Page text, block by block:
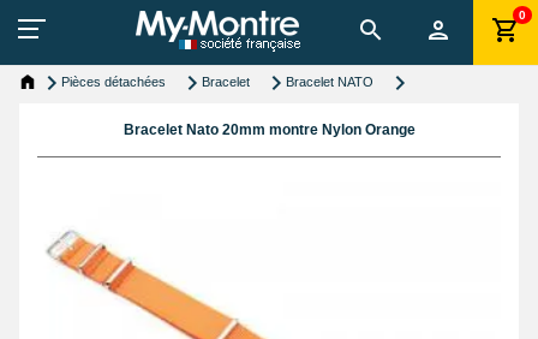
0
Pièces détachées Bracelet Bracelet NATO
Bracelet Nato 20mm montre Nylon Orange